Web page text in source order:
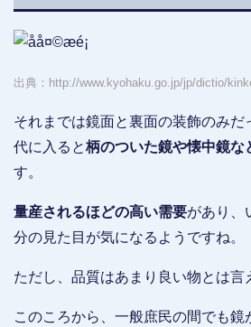
出典：http://www.kyohaku.go.jp/jp/dictio/
それまでは鏡面と裏面の装飾のみだ
代に入ると柄のついた鏡や懐中鏡な
す。
量産されるほどの高い需要があり、
分の見た目が気になるようですね。
ただし、品質はあまり良い物とは言
このころから、一般庶民の間でも鏡